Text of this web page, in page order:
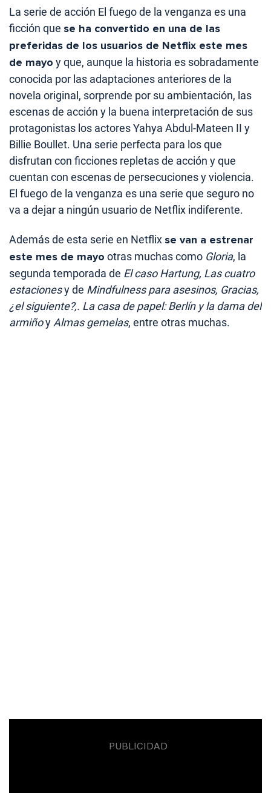
La serie de acción El fuego de la venganza es una
ficción que se ha convertido en una de las
preferidas de los usuarios de Netflix este mes
de mayo y que, aunque la historia es sobradamente
conocida por las adaptaciones anteriores de la
novela original, sorprende por su ambientación, las
escenas de acción y la buena interpretación de sus
protagonistas los actores Yahya Abdul-Mateen II y
Billie Boullet. Una serie perfecta para los que
disfrutan con ficciones repletas de acción y que
cuentan con escenas de persecuciones y violencia.
El fuego de la venganza es una serie que seguro no
va a dejar a ningún usuario de Netflix indiferente.
Además de esta serie en Netflix se van a estrenar
este mes de mayo otras muchas como Gloria, la
segunda temporada de El caso Hartung, Las cuatro
estacionesy de Mindfulness para asesinos, Gracias,
¿el siguiente?,. La casa de papel: Berlín y la dama del
armiñoyAlmas gemelas, entre otras muchas.